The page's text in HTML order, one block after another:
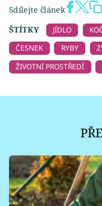
Sdílejte článek
ŠTÍTKY
JÍDLO
ČESNEK
RYBY
ŽIVOTNÍ PROSTŘEDÍ